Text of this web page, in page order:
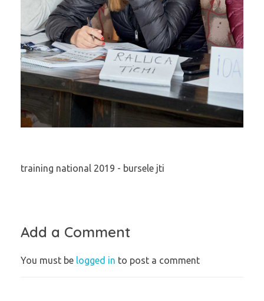
training national 2019 - bursele jti
Add a Comment
You must be logged in to post a comment